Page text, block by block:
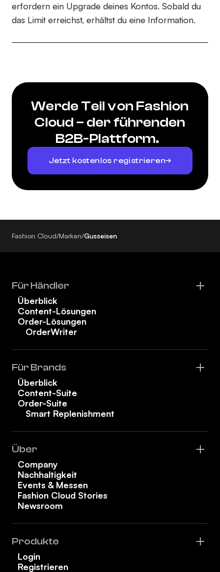
erfordern ein Upgrade deines Kontos. Sobald du
das Limit erreichst, erhältst du eine Information.
Werde Teil von Fashion
Cloud – der führenden
B2B-Plattform.
Jetzt kostenlos registrieren
Fashion Cloud/Marken/Gusseisen
Für Händler
Überblick
Content-Lösungen
Order-Lösungen
OrderWriter
Für Brands
Überblick
Content-Suite
Order-Suite
Smart Replenishment
Über
Company
Nachhaltigkeit
Events & Messen
Fashion Cloud Stories
Newsroom
Produkte
Login
Registrieren